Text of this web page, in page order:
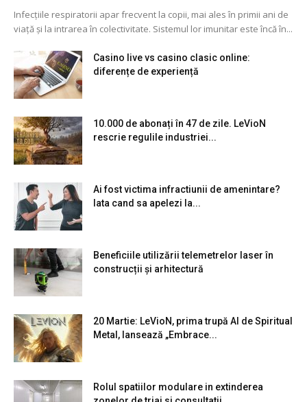
Infecțiile respiratorii apar frecvent la copii, mai ales în primii ani de
viață și la intrarea în colectivitate. Sistemul lor imunitar este încă în...
Casino live vs casino clasic online:
diferențe de experiență
10.000 de abonați în 47 de zile. LeVioN
rescrie regulile industriei...
Ai fost victima infractiunii de amenintare?
Iata cand sa apelezi la...
Beneficiile utilizării telemetrelor laser în
construcții și arhitectură
20 Martie: LeVioN, prima trupă AI de Spiritual
Metal, lansează „Embrace...
Rolul spatiilor modulare in extinderea